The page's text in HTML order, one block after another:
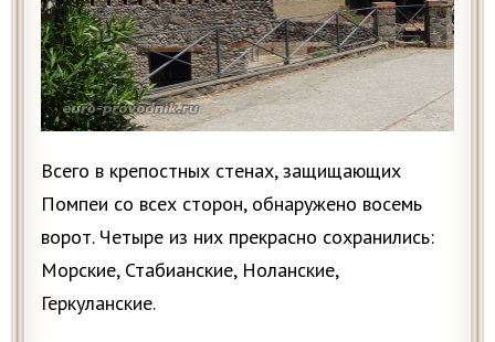
Всего в крепостных стенах, защищающих
Помпеи со всех сторон, обнаружено восемь
ворот. Четыре из них прекрасно сохранились:
Морские, Стабианские, Ноланские,
Геркуланские.